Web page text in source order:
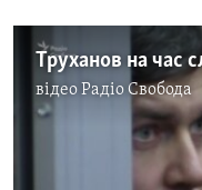
відеоРадіо Свобода
No media